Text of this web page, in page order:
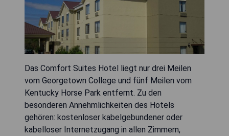
Das Comfort Suites Hotel liegt nur drei Meilen
vom Georgetown College und fünf Meilen vom
Kentucky Horse Park entfernt. Zu den
besonderen Annehmlichkeiten des Hotels
gehören: kostenloser kabelgebundener oder
kabelloser Internetzugang in allen Zimmern,